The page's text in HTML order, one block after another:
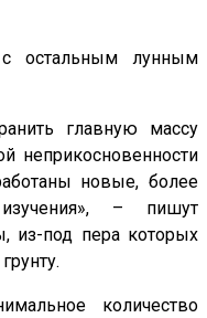
остальным лунным
главную массу
неприкосновенности
новые, более
– пишут
из-под пера которых
количество